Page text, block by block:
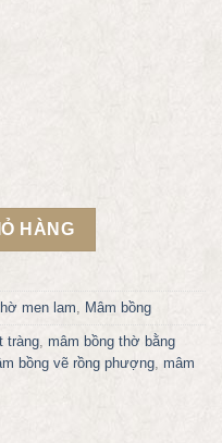
16 số lượng
HÀNG
men lam, Mâm bồng
tràng, mâm bồng thờ bằng
bồng vẽ rồng phượng, mâm